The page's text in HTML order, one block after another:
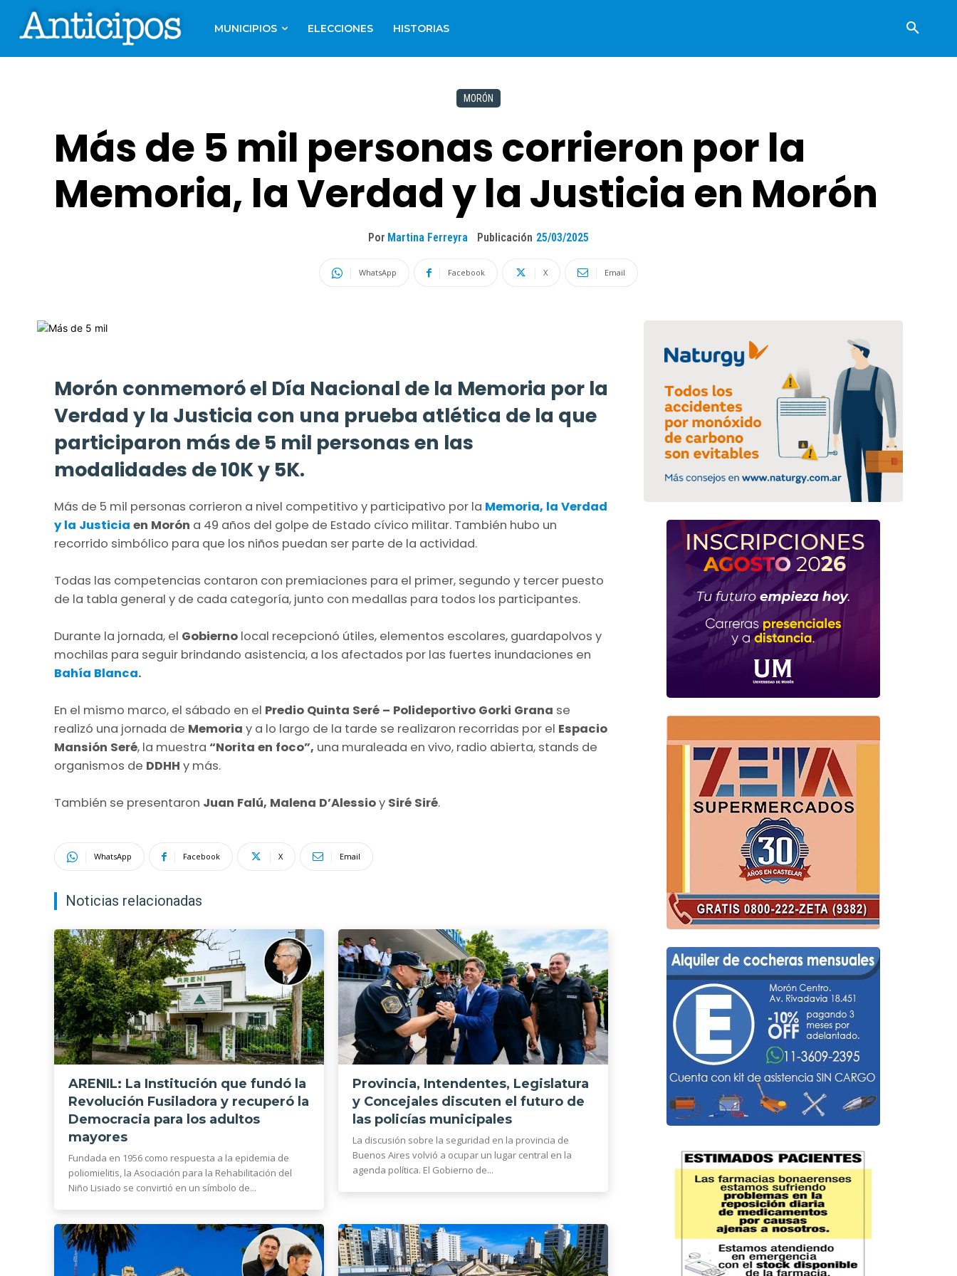
MUNICIPIOS ELECCIONES HISTORIAS
MORÓN
Más de 5 mil personas corrieron por la
Memoria, la Verdad y la Justicia en Morón
Por Martina Ferreyra Publicación 25/03/2025
WhatsApp Facebook X Email
Morón conmemoró el Día Nacional de la Memoria por la
Verdad y la Justicia con una prueba atlética de la que
participaron más de 5 mil personas en las
modalidades de 10K y 5K.
Más de 5 mil personas corrieron a nivel competitivo y participativo por la Memoria, la Verdad
y la Justicia en Morón a 49 años del golpe de Estado cívico militar. También hubo un
recorrido simbólico para que los niños puedan ser parte de la actividad.
Todas las competencias contaron con premiaciones para el primer, segundo y tercer puesto
de la tabla general y de cada categoría, junto con medallas para todos los participantes.
Durante la jornada, el Gobierno local recepcionó útiles, elementos escolares, guardapolvos y
mochilas para seguir brindando asistencia, a los afectados por las fuertes inundaciones en
Bahía Blanca.
En el mismo marco, el sábado en el Predio Quinta Seré – Polideportivo Gorki Grana se
realizó una jornada de Memoria y a lo largo de la tarde se realizaron recorridas por el Espacio
Mansión Seré, la muestra “Norita en foco”, una muraleada en vivo, radio abierta, stands de
organismos de DDHH y más.
También se presentaron Juan Falú, Malena D’Alessioy Siré Siré.
WhatsApp Facebook X Email
Noticias relacionadas
ARENIL: La Institución que fundó la
Revolución Fusiladora y recuperó la
Democracia para los adultos
mayores
Fundada en 1956 como respuesta a la epidemia de
poliomielitis, la Asociación para la Rehabilitación del
Niño Lisiado se convirtió en un símbolo de...
Provincia, Intendentes, Legislatura
y Concejales discuten el futuro de
las policías municipales
La discusión sobre la seguridad en la provincia de
Buenos Aires volvió a ocupar un lugar central en la
agenda política. El Gobierno de...